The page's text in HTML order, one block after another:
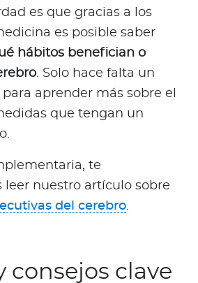
es que gracias a los
es posible saber
hábitos benefician o
. Solo hace falta un
aprender más sobre el
que tengan un
te
leer nuestro artículo sobre
del cerebro.
consejos clave